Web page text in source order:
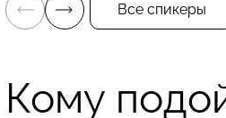
Все спикеры
Кому